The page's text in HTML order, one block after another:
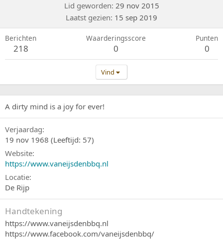
Lid geworden 29 nov 2015
Laatst gezien 15 sep 2019
Berichten
218
Waarderingsscore
0
Punten
0
Vind
A dirty mind is a joy for ever!
Verjaardag
19 nov 1968 (Leeftijd: 57)
Website
https://www.vaneijsdenbbq.nl
Locatie
De Rijp
Handtekening
https://www.vaneijsdenbbq.nl
https://www.facebook.com/vaneijsdenbbq/